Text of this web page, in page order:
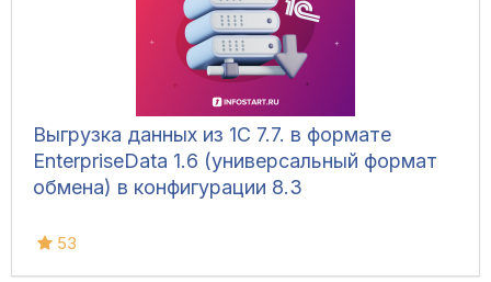
Выгрузка данных из 1С 7.7. в формате
EnterpriseData 1.6 (универсальный формат
обмена) в конфигурации 8.3
53